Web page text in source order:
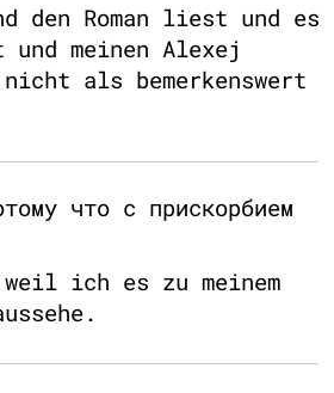
den Roman liest und es
und meinen Alexej
als bemerkenswert
что с прискорбием
ich es zu meinem